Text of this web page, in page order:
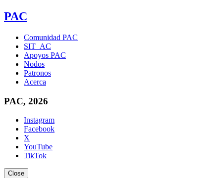
PAC
Comunidad PAC
SIT_AC
Apoyos PAC
Nodos
Patronos
Acerca
PAC, 2026
Instagram
Facebook
X
YouTube
TikTok
Close